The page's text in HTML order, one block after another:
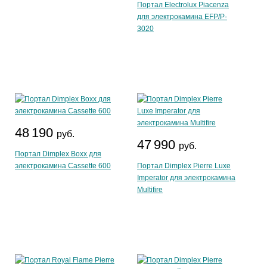
Портал Electrolux Piacenza
для электрокамина EFP/P-
3020
48 190 руб.
Портал Dimplex Boxx для
электрокамина Cassette 600
47 990 руб.
Портал Dimplex Pierre Luxe
Imperator для электрокамина
Multifire